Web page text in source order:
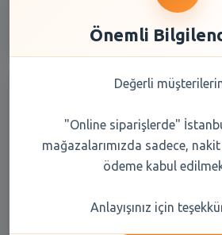
Dağ Esintisi 6 kg
Önemli
Değerli
"Online siparişlerde"
mağazalarımızda sadece,
ödeme kabul
Anlayışınız için